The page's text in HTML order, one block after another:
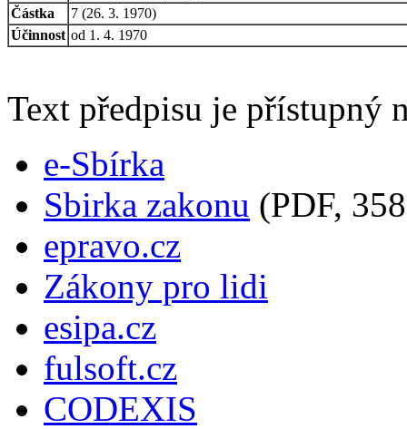
Částka
7 (26. 3. 1970)
Účinnost od 1. 4. 1970
Text předpisu je přístupný
e-Sbírka
Sbirka zakonu (PDF,
epravo.cz
Zákony pro lidi
esipa.cz
fulsoft.cz
CODEXIS